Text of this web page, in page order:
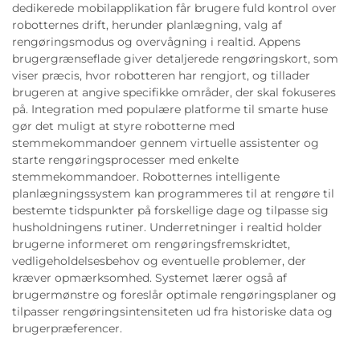
dedikerede mobilapplikation får brugere fuld kontrol over
robotternes drift, herunder planlægning, valg af
rengøringsmodus og overvågning i realtid. Appens
brugergrænseflade giver detaljerede rengøringskort, som
viser præcis, hvor robotteren har rengjort, og tillader
brugeren at angive specifikke områder, der skal fokuseres
på. Integration med populære platforme til smarte huse
gør det muligt at styre robotterne med
stemmekommandoer gennem virtuelle assistenter og
starte rengøringsprocesser med enkelte
stemmekommandoer. Robotternes intelligente
planlægningssystem kan programmeres til at rengøre til
bestemte tidspunkter på forskellige dage og tilpasse sig
husholdningens rutiner. Underretninger i realtid holder
brugerne informeret om rengøringsfremskridtet,
vedligeholdelsesbehov og eventuelle problemer, der
kræver opmærksomhed. Systemet lærer også af
brugermønstre og foreslår optimale rengøringsplaner og
tilpasser rengøringsintensiteten ud fra historiske data og
brugerpræferencer.